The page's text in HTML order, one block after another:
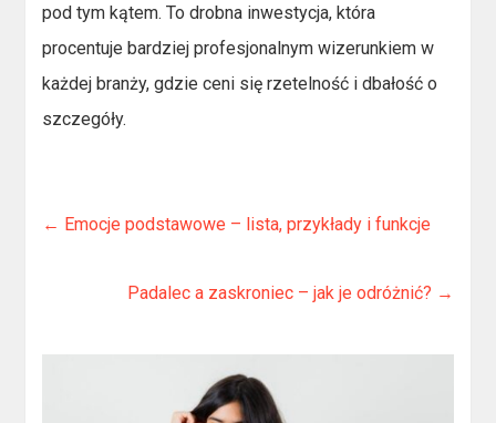
pod tym kątem. To drobna inwestycja, która
procentuje bardziej profesjonalnym wizerunkiem w
każdej branży, gdzie ceni się rzetelność i dbałość o
szczegóły.
← Emocje podstawowe – lista, przykłady i funkcje
Padalec a zaskroniec – jak je odróżnić? →